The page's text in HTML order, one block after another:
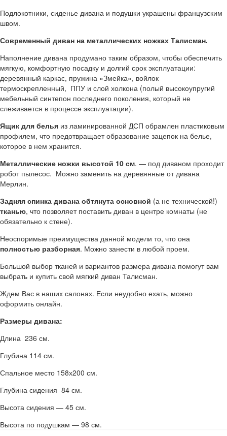
Подлокотники, сиденье дивана и подушки украшены французским
швом.
Современный диван на металлических ножках Талисман.
Наполнение дивана продумано таким образом, чтобы обеспечить
мягкую, комфортную посадку и долгий срок эксплуатации:
деревянный каркас, пружина «Змейка», войлок
термоскрепленный, ППУ и слой холкона (полый высокоупругий
мебельный синтепон последнего поколения, который не
слеживается в процессе эксплуатации).
Ящик для белья из ламинированной ДСП обрамлен пластиковым
профилем, что предотвращает образование зацепок на белье,
которое в нем хранится.
Металлические ножки высотой 10 см. — под диваном проходит
робот пылесос. Можно заменить на деревянные от дивана
Мерлин.
Задняя спинка дивана обтянута основной (а не технической!)
тканью, что позволяет поставить диван в центре комнаты (не
обязательно к стене).
Неоспоримые преимущества данной модели то, что она
полностью разборная. Можно занести в любой проем.
Большой выбор тканей и вариантов размера дивана помогут вам
выбрать и купить свой мягкий диван Талисман.
Ждем Вас в наших салонах. Если неудобно ехать, можно
оформить онлайн.
Размеры дивана:
Длина 236 см.
Глубина 114 см.
Спальное место 158х200 см.
Глубина сидения 84 см.
Высота сидения — 45 см.
Высота по подушкам — 98 см.